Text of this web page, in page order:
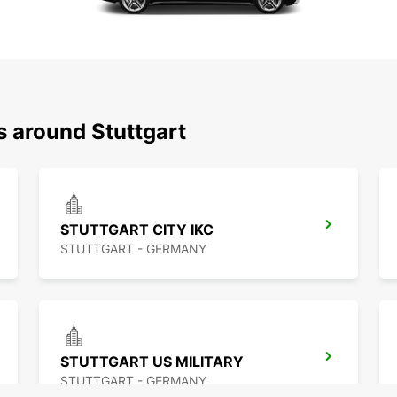
around Stuttgart
STUTTGART CITY IKC
STUTTGART - GERMANY
STUTTGART US MILITARY
STUTTGART - GERMANY